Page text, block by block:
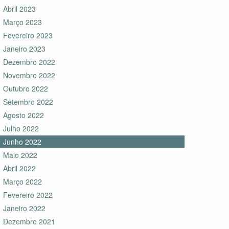
Abril 2023
Março 2023
Fevereiro 2023
Janeiro 2023
Dezembro 2022
Novembro 2022
Outubro 2022
Setembro 2022
Agosto 2022
Julho 2022
Junho 2022
Maio 2022
Abril 2022
Março 2022
Fevereiro 2022
Janeiro 2022
Dezembro 2021